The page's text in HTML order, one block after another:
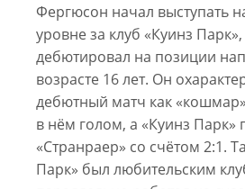
Фергюсон начал выступать
уровне за клуб «Куинз
дебютировал на позиции
возрасте 16 лет. Он
дебютный матч как
в нём голом, а «Куинз Парк»
«Странраер» со счётом 2:1.
Парк» был любительским